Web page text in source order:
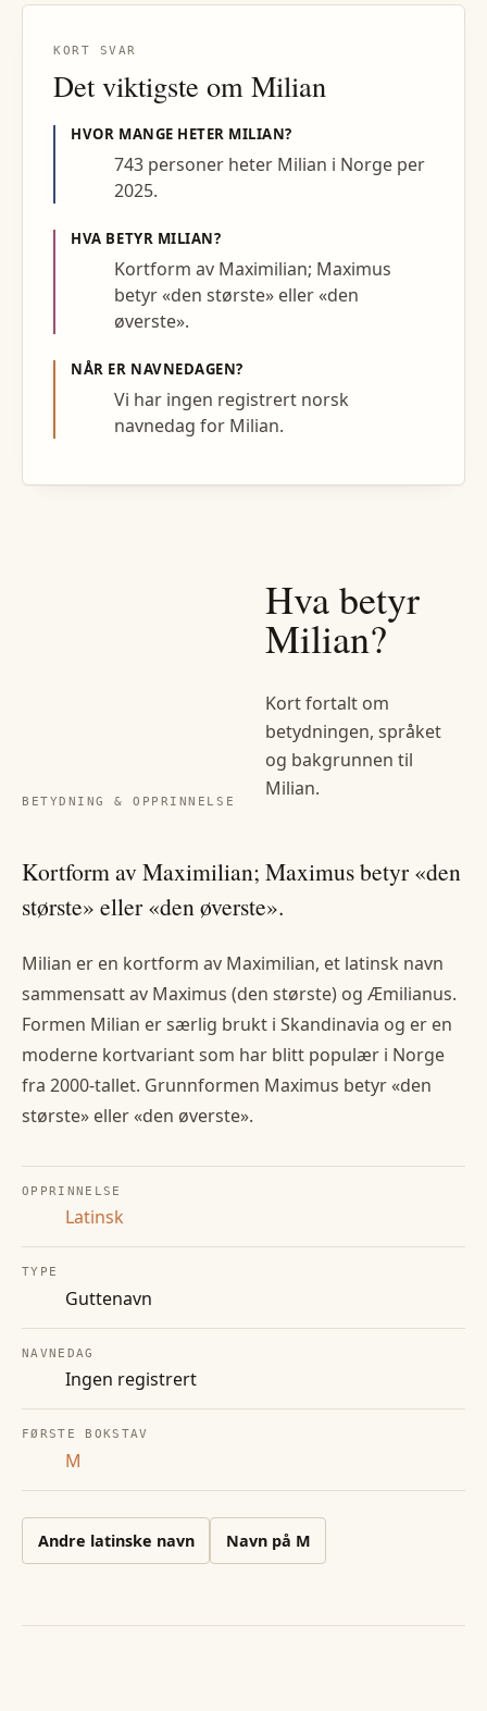
KORT SVAR
Det viktigste om Milian
HVOR MANGE HETER MILIAN?
743 personer heter Milian i Norge per
2025.
HVA BETYR MILIAN?
Kortform av Maximilian; Maximus
betyr «den største» eller «den
øverste».
NÅR ER NAVNEDAGEN?
Vi har ingen registrert norsk
navnedag for Milian.
BETYDNING & OPPRINNELSE
Hva betyr
Milian?
Kort fortalt om
betydningen, språket
og bakgrunnen til
Milian.
Kortform av Maximilian; Maximus betyr «den
største» eller «den øverste».
Milian er en kortform av Maximilian, et latinsk navn
sammensatt av Maximus (den største) og Æmilianus.
Formen Milian er særlig brukt i Skandinavia og er en
moderne kortvariant som har blitt populær i Norge
fra 2000-tallet. Grunnformen Maximus betyr «den
største» eller «den øverste».
OPPRINNELSE
Latinsk
TYPE
Guttenavn
NAVNEDAG
Ingen registrert
FØRSTE BOKSTAV
M
Andre latinske navn Navn på M